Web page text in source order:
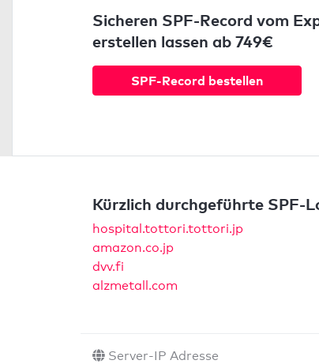
Sicheren SPF-Record vom
erstellen lassen ab 749€
SPF-Record bestellen
Kürzlich durchgeführte SPF-
hospital.tottori.tottori.jp
amazon.co.jp
dvv.fi
alzmetall.com
Server-IP Adresse